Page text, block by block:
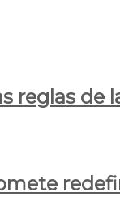
reglas de